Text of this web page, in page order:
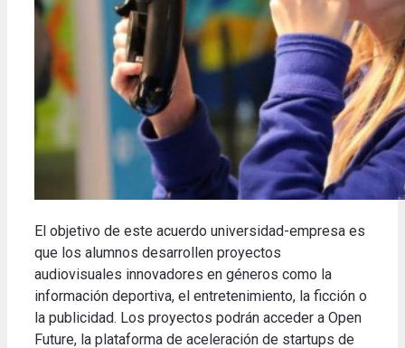
El objetivo de este acuerdo universidad-empresa es
que los alumnos desarrollen proyectos
audiovisuales innovadores en géneros como la
información deportiva, el entretenimiento, la ficción o
la publicidad. Los proyectos podrán acceder a Open
Future, la plataforma de aceleración de startups de